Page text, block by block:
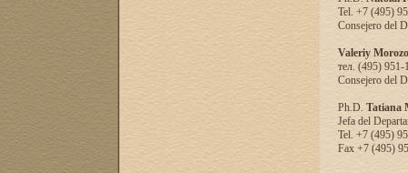
Tel. +7 (495)
Consejero del
Valeriy
тел. (495) 951-
Consejero del
Ph.D. Tatiana
Jefa del
Tel. +7 (495)
Fax +7 (495)